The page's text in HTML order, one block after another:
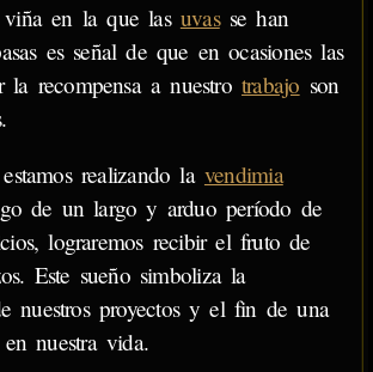
en la que las uvasse han
es señal de que en ocasiones las
la recompensa a nuestrotrabajo son
realizando la vendimia
de un largo y arduo período de
lograremos recibir el fruto de
Este sueño simboliza la
nuestros proyectos y el fin de una
nuestra vida.